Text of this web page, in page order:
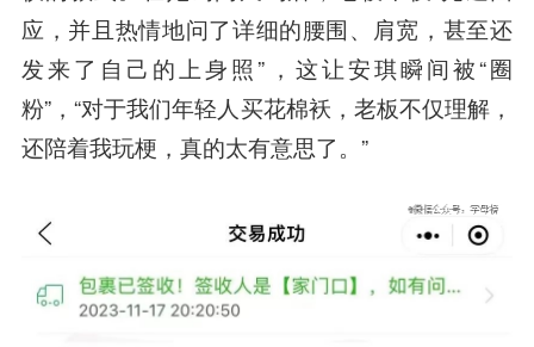
应，并且热情地问了详细的腰围、肩宽，甚至还
发来了自己的上身照”，这让安琪瞬间被“圈
粉”，“对于我们年轻人买花棉袄，老板不仅理解，
还陪着我玩梗，真的太有意思了。”